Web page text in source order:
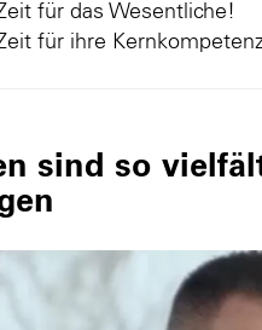
für das Wesentliche!
für ihre
sind so